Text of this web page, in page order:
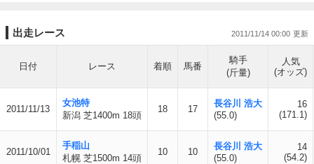
出走レース 2011/11/14 00:00
日付 レース 着順 馬番
騎手
(斤量)
人気
(オッズ)
2011/11/13
女池特
新潟 芝1400m 18頭
18 17
長谷川 浩大
(55.0)
16
(171.1)
2011/10/01
手稲山
札幌 芝1500m 14頭
10 10
長谷川 浩大
(55.0)
14
(54.2)